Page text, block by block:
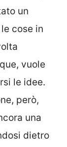
un
cose in
vuole
le idee.
però,
una
dietro